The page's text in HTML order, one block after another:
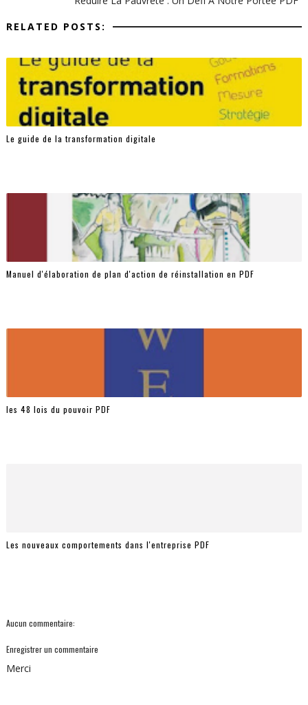
RELATED POSTS:
Le guide de la transformation digitale
Manuel d'élaboration de plan d'action de réinstallation en PDF
les 48 lois du pouvoir PDF
Les nouveaux comportements dans l'entreprise PDF
Aucun commentaire:
Enregistrer un commentaire
Merci